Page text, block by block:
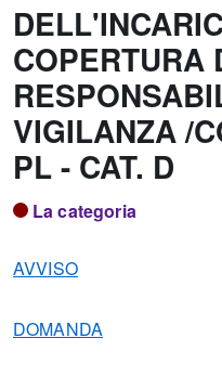
COPERTURA
VIGILANZA /
PL - CAT. D
La categoria
AVVISO
DOMANDA